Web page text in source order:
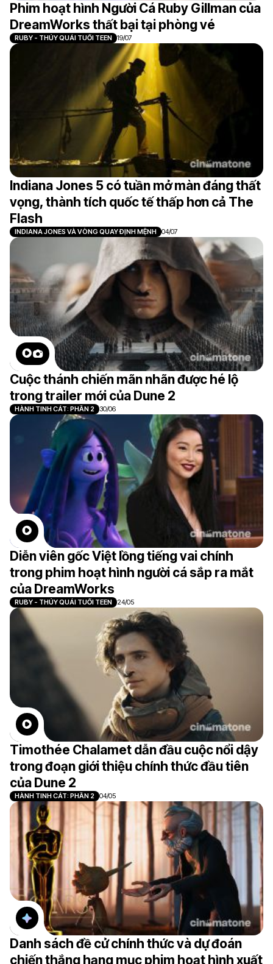
Phim hoạt hình Người Cá Ruby Gillman của
DreamWorks thất bại tại phòng vé
RUBY - THỦY QUÁI TUỔI TEEN 19/07
Indiana Jones 5 có tuần mở màn đáng thất
vọng, thành tích quốc tế thấp hơn cả The
Flash
INDIANA JONES VÀ VÒNG QUAY ĐỊNH MỆNH 04/07
Cuộc thánh chiến mãn nhãn được hé lộ
trong trailer mới của Dune 2
HÀNH TINH CÁT: PHẦN 2 30/06
Diễn viên gốc Việt lồng tiếng vai chính
trong phim hoạt hình người cá sắp ra mắt
của DreamWorks
RUBY - THỦY QUÁI TUỔI TEEN 24/05
Timothée Chalamet dẫn đầu cuộc nổi dậy
trong đoạn giới thiệu chính thức đầu tiên
của Dune 2
HÀNH TINH CÁT: PHẦN 2 04/05
Danh sách đề cử chính thức và dự đoán
chiến thắng hạng mục phim hoạt hình xuất